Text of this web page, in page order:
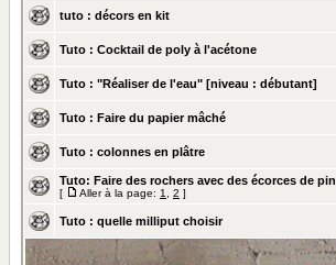
tuto : décors en kit
Tuto : Cocktail de poly à l'acétone
Tuto : "Réaliser de l'eau" [niveau : débutant]
Tuto : Faire du papier mâché
Tuto : colonnes en plâtre
Tuto: Faire des rochers avec des écorces de pin
[ Aller à la page: 1 2 ]
Tuto : quelle milliput choisir